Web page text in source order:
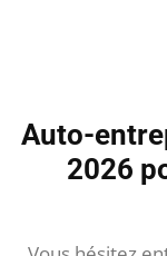
Auto-
2026